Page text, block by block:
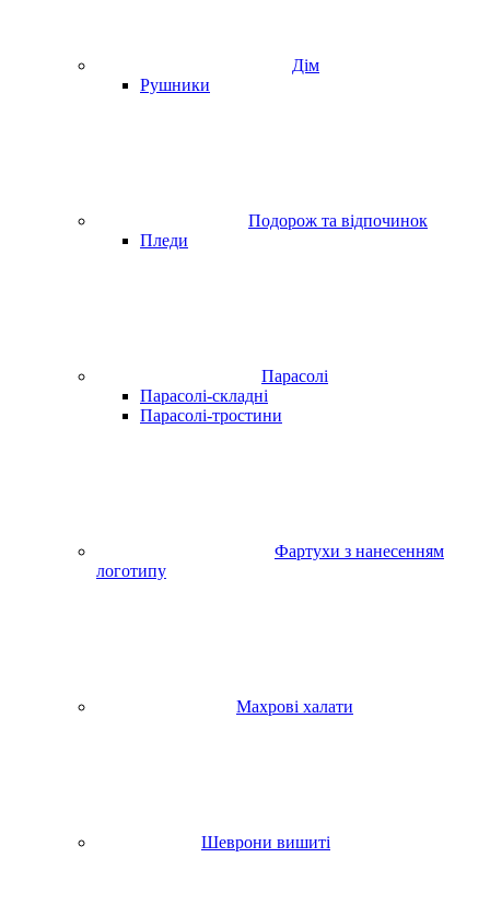
Дім
Рушники
Подорож та відпочинок
Пледи
Парасолі
Парасолі-складні
Парасолі-тростини
Фартухи з нанесенням
логотипу
Махрові халати
Шеврони вишиті